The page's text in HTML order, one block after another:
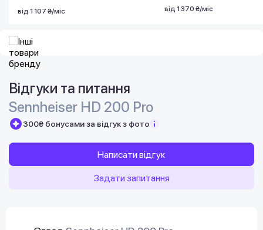
від 1 107 ₴/міс
від 1 370 ₴/міс
Відгуки та питання
Sennheiser HD 200 Pro
300₴ бонусами за відгук з фото
Написати відгук
Задати запитання